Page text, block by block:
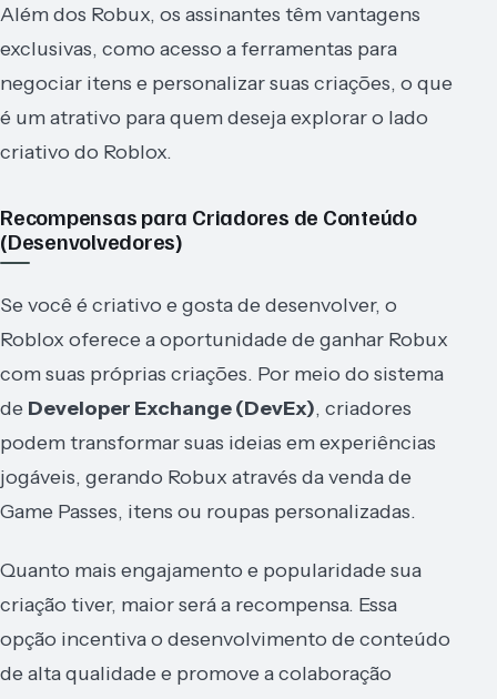
Além dos Robux, os assinantes têm vantagens
exclusivas, como acesso a ferramentas para
negociar itens e personalizar suas criações, o que
é um atrativo para quem deseja explorar o lado
criativo do Roblox.
Recompensas para Criadores de Conteúdo
(Desenvolvedores)
Se você é criativo e gosta de desenvolver, o
Roblox oferece a oportunidade de ganhar Robux
com suas próprias criações. Por meio do sistema
de Developer Exchange (DevEx), criadores
podem transformar suas ideias em experiências
jogáveis, gerando Robux através da venda de
Game Passes, itens ou roupas personalizadas.
Quanto mais engajamento e popularidade sua
criação tiver, maior será a recompensa. Essa
opção incentiva o desenvolvimento de conteúdo
de alta qualidade e promove a colaboração